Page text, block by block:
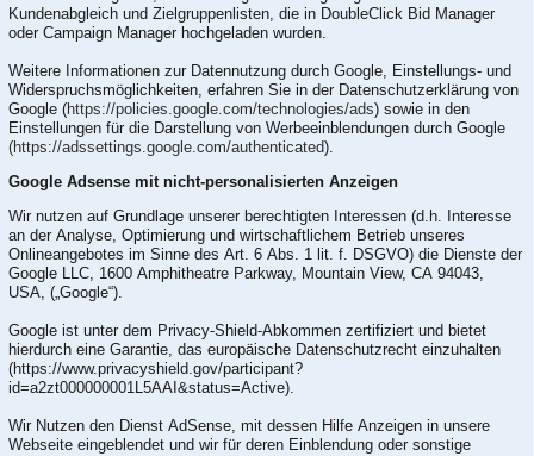
Kundenabgleich und Zielgruppenlisten, die in DoubleClick Bid Manager
oder Campaign Manager hochgeladen wurden.
Weitere Informationen zur Datennutzung durch Google, Einstellungs- und
Widerspruchsmöglichkeiten, erfahren Sie in der Datenschutzerklärung von
Google (https://policies.google.com/technologies/ads) sowie in den
Einstellungen für die Darstellung von Werbeeinblendungen durch Google
(https://adssettings.google.com/authenticated).
Google Adsense mit nicht-personalisierten Anzeigen
Wir nutzen auf Grundlage unserer berechtigten Interessen (d.h. Interesse
an der Analyse, Optimierung und wirtschaftlichem Betrieb unseres
Onlineangebotes im Sinne des Art. 6 Abs. 1 lit. f. DSGVO) die Dienste der
Google LLC, 1600 Amphitheatre Parkway, Mountain View, CA 94043,
USA, („Google“).
Google ist unter dem Privacy-Shield-Abkommen zertifiziert und bietet
hierdurch eine Garantie, das europäische Datenschutzrecht einzuhalten
(https://www.privacyshield.gov/participant?
id=a2zt000000001L5AAI&status=Active).
Wir Nutzen den Dienst AdSense, mit dessen Hilfe Anzeigen in unsere
Webseite eingeblendet und wir für deren Einblendung oder sonstige